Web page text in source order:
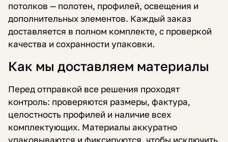
потолков — полотен, профилей, освещения и
дополнительных элементов. Каждый заказ
доставляется в полном комплекте, с проверкой
качества и сохранности упаковки.
Как мы доставляем материалы
Перед отправкой все решения проходят
контроль: проверяются размеры, фактура,
целостность профилей и наличие всех
комплектующих. Материалы аккуратно
упаковываются и фиксируются, чтобы исключить